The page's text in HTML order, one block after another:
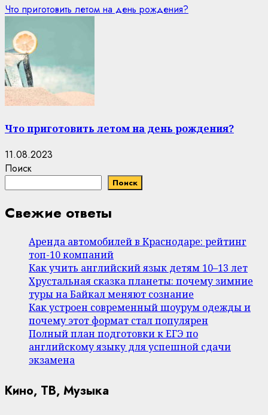
Что приготовить летом на день рождения?
Что приготовить летом на день рождения?
11.08.2023
Поиск
Поиск
Свежие ответы
Аренда автомобилей в Краснодаре: рейтинг
топ-10 компаний
Как учить английский язык детям 10–13 лет
Хрустальная сказка планеты: почему зимние
туры на Байкал меняют сознание
Как устроен современный шоурум одежды и
почему этот формат стал популярен
Полный план подготовки к ЕГЭ по
английскому языку для успешной сдачи
экзамена
Кино, ТВ, Музыка